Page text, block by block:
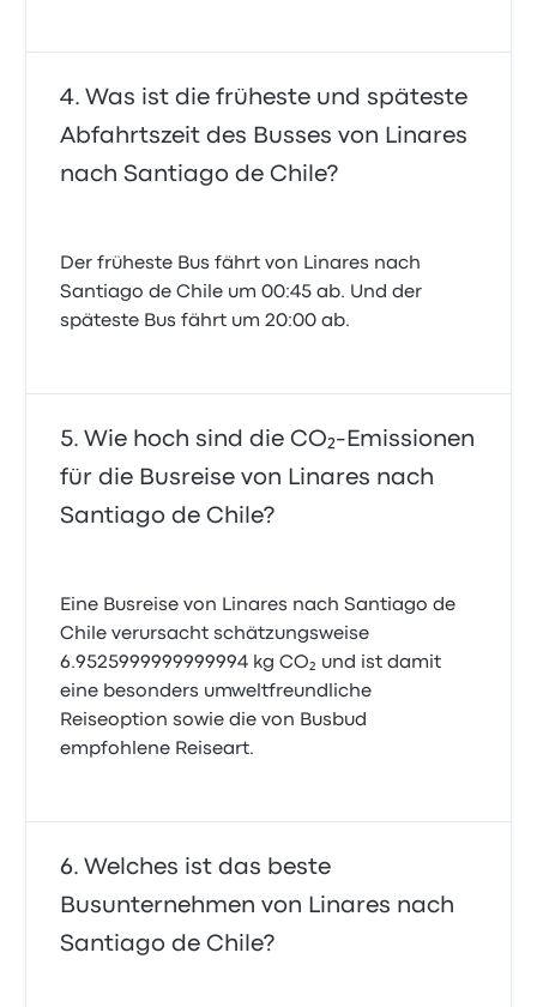
Was ist die früheste und späteste
Abfahrtszeit des Busses von Linares
nach Santiago de Chile?
Der früheste Bus fährt von Linares nach
Santiago de Chile um 00:45 ab. Und der
späteste Bus fährt um 20:00 ab.
Wie hoch sind die CO₂-Emissionen
für die Busreise von Linares nach
Santiago de Chile?
Eine Busreise von Linares nach Santiago de
Chile verursacht schätzungsweise
6.9525999999999994 kg CO₂ und ist damit
eine besonders umweltfreundliche
Reiseoption sowie die von Busbud
empfohlene Reiseart.
Welches ist das beste
Busunternehmen von Linares nach
Santiago de Chile?